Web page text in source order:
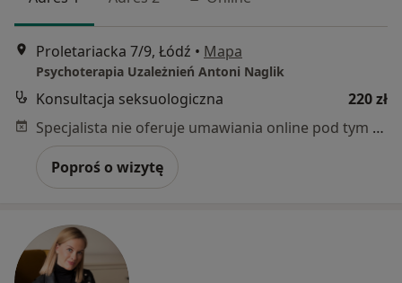
Proletariacka 7/9, Łódź • Mapa
Psychoterapia Uzależnień Antoni Naglik
Konsultacja seksuologiczna
220 zł
Specjalista nie oferuje umawiania online pod tym adresem.
Poproś o wizytę